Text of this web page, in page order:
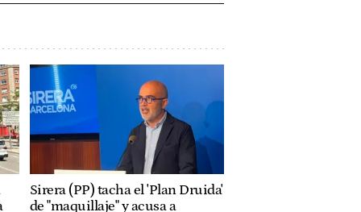
Sirera (PP) tacha el 'Plan Druida'
de "maquillaje" y acusa a